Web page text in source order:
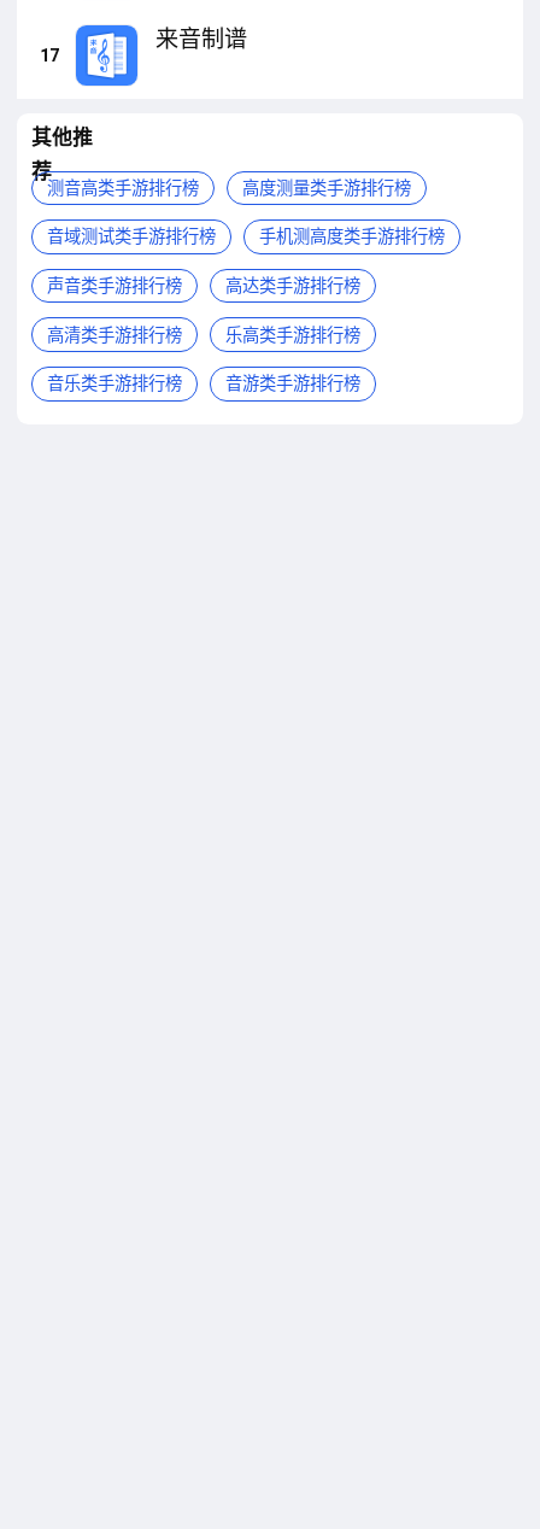
17
来音制谱
其他推
荐
测音高类手游排行榜 高度测量类手游排行榜
音域测试类手游排行榜 手机测高度类手游排行榜
声音类手游排行榜 高达类手游排行榜
高清类手游排行榜 乐高类手游排行榜
音乐类手游排行榜 音游类手游排行榜